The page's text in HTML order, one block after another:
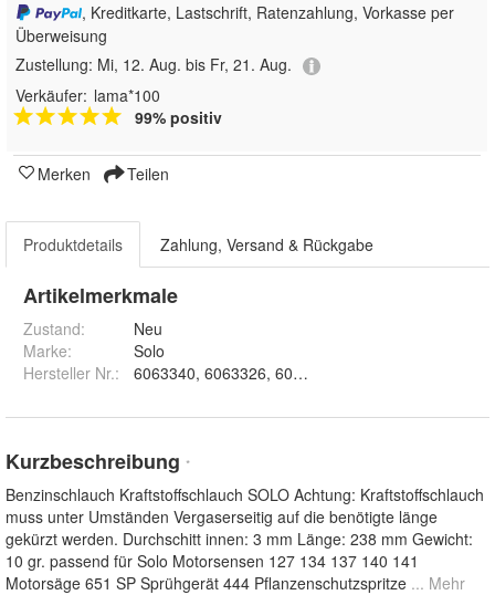
, Kreditkarte, Lastschrift, Ratenzahlung, Vorkasse per
Überweisung
Zustellung: Mi, 12. Aug. bis Fr, 21. Aug.
Verkäufer: lama*100
99% positiv
Merken Teilen
Produktdetails Zahlung, Versand & Rückgabe
Artikelmerkmale
Zustand:
Neu
Marke:
Solo
Hersteller Nr.:
6063340, 6063326, 6063325
Kurzbeschreibung *
Benzinschlauch Kraftstoffschlauch SOLO Achtung: Kraftstoffschlauch
muss unter Umständen Vergaserseitig auf die benötigte länge
gekürzt werden. Durchschitt innen: 3 mm Länge: 238 mm Gewicht:
10 gr. passend für Solo Motorsensen 127 134 137 140 141
Motorsäge 651 SP Sprühgerät 444 Pflanzenschutzspritze ... Mehr